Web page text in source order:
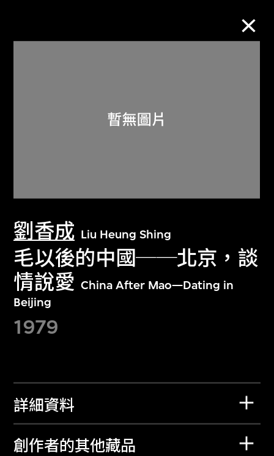
劉香成 Liu Heung Shing
毛以後的中國──北京，談
情說愛 China After Mao—Dating in
Beijing
1979
詳細資料
創作者的其他藏品
關於M+藏品
探索世界頂級的二十及二十一世紀視覺
文化藏品。